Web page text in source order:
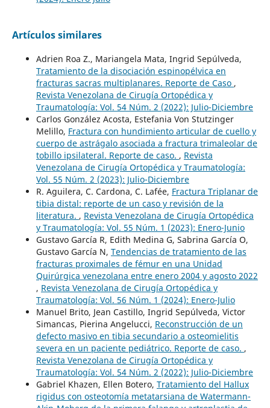
Artículos similares
Adrien Roa Z., Mariangela Mata, Ingrid Sepúlveda,
Tratamiento de la disociación espinopélvica en
fracturas sacras multiplanares. Reporte de Caso ,
Revista Venezolana de Cirugía Ortopédica y
Traumatología: Vol. 54 Núm. 2 (2022): Julio-Diciembre
Carlos González Acosta, Estefania Von Stutzinger
Melillo, Fractura con hundimiento articular de cuello y
cuerpo de astrágalo asociada a fractura trimaleolar de
tobillo ipsilateral. Reporte de caso. , Revista
Venezolana de Cirugía Ortopédica y Traumatología:
Vol. 55 Núm. 2 (2023): Julio-Diciembre
R. Aguilera, C. Cardona, C. Lafée, Fractura Triplanar de
tibia distal: reporte de un caso y revisión de la
literatura. , Revista Venezolana de Cirugía Ortopédica
y Traumatología: Vol. 55 Núm. 1 (2023): Enero-Junio
Gustavo García R, Edith Medina G, Sabrina García O,
Gustavo García N, Tendencias de tratamiento de las
fracturas proximales de fémur en una Unidad
Quirúrgica venezolana entre enero 2004 y agosto 2022
, Revista Venezolana de Cirugía Ortopédica y
Traumatología: Vol. 56 Núm. 1 (2024): Enero-Julio
Manuel Brito, Jean Castillo, Ingrid Sepúlveda, Victor
Simancas, Pierina Angelucci, Reconstrucción de un
defecto masivo en tibia secundario a osteomielitis
severa en un paciente pediátrico. Reporte de caso. ,
Revista Venezolana de Cirugía Ortopédica y
Traumatología: Vol. 54 Núm. 2 (2022): Julio-Diciembre
Gabriel Khazen, Ellen Botero, Tratamiento del Hallux
rigidus con osteotomía metatarsiana de Watermann-